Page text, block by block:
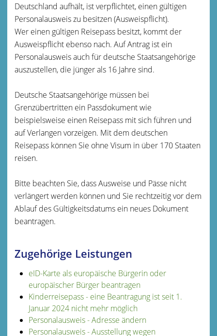
Deutschland aufhält, ist verpflichtet, einen gültigen
Personalausweis zu besitzen (Ausweispflicht).
Wer einen gültigen Reisepass besitzt, kommt der
Ausweispflicht ebenso nach. Auf Antrag ist ein
Personalausweis auch für deutsche Staatsangehörige
auszustellen, die jünger als 16 Jahre sind.
Deutsche Staatsangehörige müssen bei
Grenzübertritten ein Passdokument wie
beispielsweise einen Reisepass mit sich führen und
auf Verlangen vorzeigen. Mit dem deutschen
Reisepass können Sie ohne Visum in über 170 Staaten
reisen.
Bitte beachten Sie, dass Ausweise und Pässe nicht
verlängert werden können und Sie rechtzeitig vor dem
Ablauf des Gültigkeitsdatums ein neues Dokument
beantragen.
Zugehörige Leistungen
eID-Karte als europäische Bürgerin oder
europäischer Bürger beantragen
Kinderreisepass - eine Beantragung ist seit 1.
Januar 2024 nicht mehr möglich
Personalausweis - Adresse ändern
Personalausweis - Ausstellung wegen